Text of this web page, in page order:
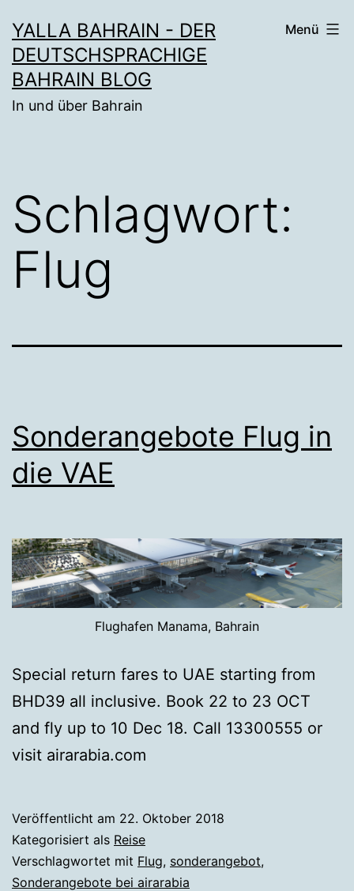
Inhalt
springen
YALLA BAHRAIN - DER
DEUTSCHSPRACHIGE
BAHRAIN BLOG
In und über Bahrain
Menü
Schlagwort:
Flug
Sonderangebote Flug in
die VAE
Flughafen Manama, Bahrain
Special return fares to UAE starting from
BHD39 all inclusive. Book 22 to 23 OCT
and fly up to 10 Dec 18. Call 13300555 or
visit airarabia.com
Veröffentlicht am 22. Oktober 2018
Kategorisiert als Reise
Verschlagwortet mit Flug, sonderangebot,
Sonderangebote bei airarabia